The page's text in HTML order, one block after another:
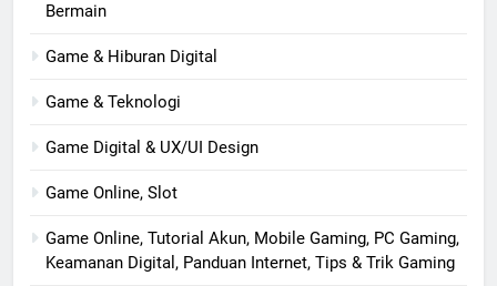
Bermain
Game & Hiburan Digital
Game & Teknologi
Game Digital & UX/UI Design
Game Online, Slot
Game Online, Tutorial Akun, Mobile Gaming, PC Gaming,
Keamanan Digital, Panduan Internet, Tips & Trik Gaming